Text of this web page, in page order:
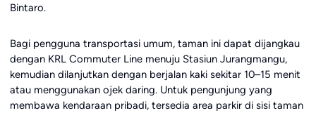
Bintaro.
Bagi pengguna transportasi umum, taman ini dapat dijangkau
dengan KRL Commuter Line menuju Stasiun Jurangmangu,
kemudian dilanjutkan dengan berjalan kaki sekitar 10–15 menit
atau menggunakan ojek daring. Untuk pengunjung yang
membawa kendaraan pribadi, tersedia area parkir di sisi taman